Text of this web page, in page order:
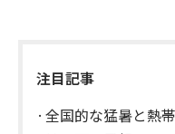
注目記事
全国的な猛暑と熱